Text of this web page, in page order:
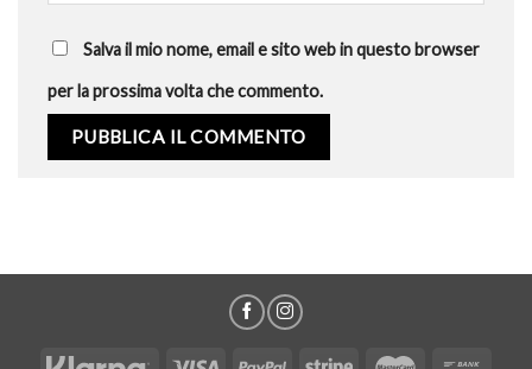
Salva il mio nome, email e sito web in questo browser
per la prossima volta che commento.